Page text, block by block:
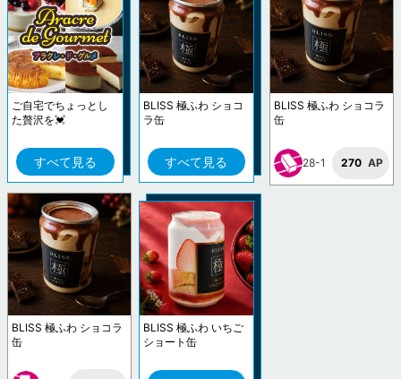
ご自宅でちょっとし
た贅沢を💓
すべて見る
BLISS 極ふわ ショコ
ラ缶
すべて見る
BLISS 極ふわ ショコラ
缶
28-1 270 AP
BLISS 極ふわ ショコラ
缶
BLISS 極ふわ いちご
ショート缶